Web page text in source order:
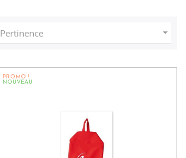
Pertinence 
PROMO !
NOUVEAU